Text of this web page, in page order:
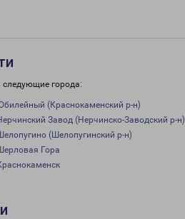
следующие города:
(Краснокаменский р-н)
Завод (Нерчинско-Заводский р-н)
(Шелопугинский р-н)
Гора